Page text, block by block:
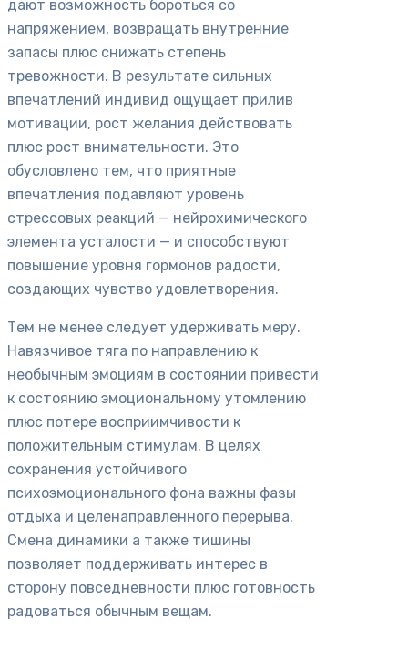
дают возможность бороться со
напряжением, возвращать внутренние
запасы плюс снижать степень
тревожности. В результате сильных
впечатлений индивид ощущает прилив
мотивации, рост желания действовать
плюс рост внимательности. Это
обусловлено тем, что приятные
впечатления подавляют уровень
стрессовых реакций — нейрохимического
элемента усталости — и способствуют
повышение уровня гормонов радости,
создающих чувство удовлетворения.
Тем не менее следует удерживать меру.
Навязчивое тяга по направлению к
необычным эмоциям в состоянии привести
к состоянию эмоциональному утомлению
плюс потере восприимчивости к
положительным стимулам. В целях
сохранения устойчивого
психоэмоционального фона важны фазы
отдыха и целенаправленного перерыва.
Смена динамики а также тишины
позволяет поддерживать интерес в
сторону повседневности плюс готовность
радоваться обычным вещам.